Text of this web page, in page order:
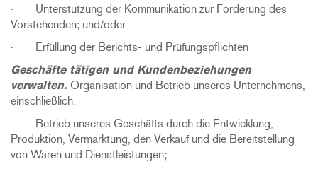
· Unterstützung der Kommunikation zur Förderung des
Vorstehenden; und/oder
· Erfüllung der Berichts- und Prüfungspflichten
Geschäfte tätigen und Kundenbeziehungen
verwalten. Organisation und Betrieb unseres Unternehmens,
einschließlich:
· Betrieb unseres Geschäfts durch die Entwicklung,
Produktion, Vermarktung, den Verkauf und die Bereitstellung
von Waren und Dienstleistungen;